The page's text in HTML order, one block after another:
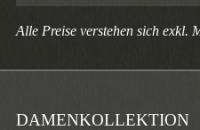
Alle Preise verstehen sich exkl.
DAMENKOLLEKTION